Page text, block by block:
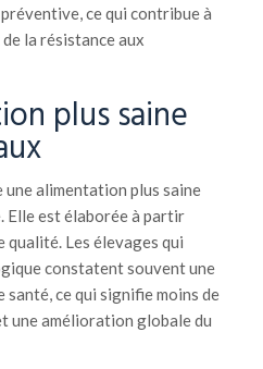
ce qui contribue à
la résistance aux
plus saine
alimentation plus saine
Elle est élaborée à partir
qualité. Les élevages qui
constatent souvent une
santé, ce qui signifie moins de
une amélioration globale du